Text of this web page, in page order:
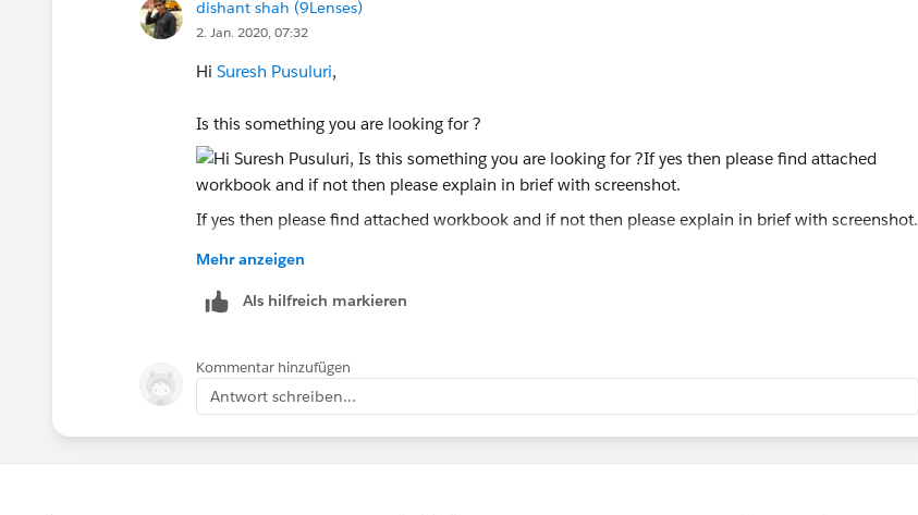
dishant shah (9Lenses)
2. Jan. 2020, 07:32
Hi Suresh Pusuluri,
Is this something you are looking for ?
If yes then please find attached workbook and if not then please explain in brief with screenshot.
Thanks,
Dishant Shah
Mehr anzeigen
Als hilfreich markieren
Kommentar hinzufügen
Antwort schreiben...